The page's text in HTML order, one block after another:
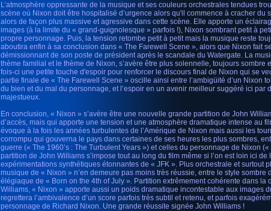
L’atmosphère oppressante de la musique et ses couleurs orchestrales tendues
scène où Nixon doit être hospitalisé d’urgence alors qu'il commence à cracher du
alors de façon plus massive et agressive dans cette scène. Elle apporte un
images (à la limite du « grand-guignolesque » parfois !), Nixon sombrant petit à
propre personnage. Puis, la tension retombe petit à petit mais la musique reste
aboutira enfin à sa conclusion dans « The Farewell Scene », alors que Nixon fait
démissionnant de son poste de président après le scandale du Watergate. La
thème familial et le thème de Nixon, s’avère être plus solennelle, toujours sombre
fois-ci une petite touche d'espoir pour renforcer le discours final de Nixon qui se
partie finale de « The Farewell Scene » oscille ainsi entre l’ambigüité d’un Nixon
du bien et du mal du personnage, et l’espoir en un avenir meilleur suggéré ici par
majestueux.
En conclusion, « Nixon » s’avère être une nouvelle grande partition de John
d’accès, mais qui apporte une tension et une atmosphère dramatique intense au
évoque à la fois les années turbulentes de l’Amérique de Nixon mais aussi les
corrompu qui gouverna le pays dans certaines de ses heures les plus sombres,
guerre (« The 1960’s : The Turbulent Years ») et celles du personnage de Nixon
partition de John Williams s’impose tout au long du film même si l’on est loin ici de
expérimentations synthétiques étonnantes de « JFK ». Plus orchestrale et surtout
musique de « Nixon » n’en demeure pas moins très réussie, entre le style sombre
élégiaque de « Born on the 4th of July ». Partition extrêmement cohérente dans la
Williams, « Nixon » apporte aussi un poids dramatique incontestable aux images
regrettera l’ambivalence d’un score parfois très subtil et retenu, et parfois
personnage de Richard Nixon. Une grande réussite signée John Williams !